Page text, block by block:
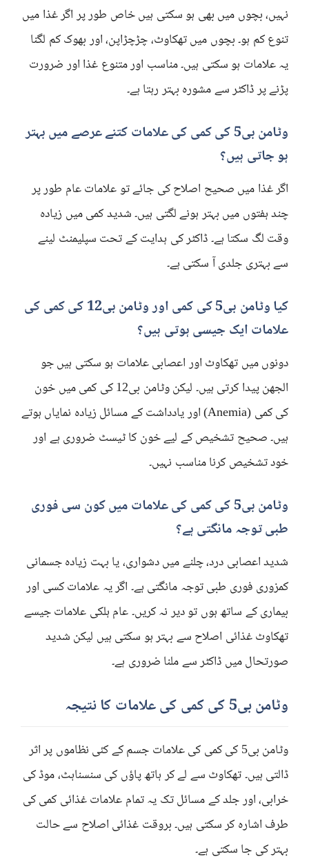
نہیں، بچوں میں بھی ہو سکتی ہیں خاص طور پر اگر غذا میں
تنوع کم ہو۔ بچوں میں تھکاوٹ، چڑچڑاپن، اور بھوک کم لگنا
یہ علامات ہو سکتی ہیں۔ مناسب اور متنوع غذا اور ضرورت
پڑنے پر ڈاکٹر سے مشورہ بہتر رہتا ہے۔
وٹامن بی5 کی کمی کی علامات کتنے عرصے میں بہتر
ہو جاتی ہیں؟
اگر غذا میں صحیح اصلاح کی جائے تو علامات عام طور پر
چند ہفتوں میں بہتر ہونے لگتی ہیں۔ شدید کمی میں زیادہ
وقت لگ سکتا ہے۔ ڈاکٹر کی ہدایت کے تحت سپلیمنٹ لینے
سے بہتری جلدی آ سکتی ہے۔
کیا وٹامن بی5 کی کمی اور وٹامن بی12 کی کمی کی
علامات ایک جیسی ہوتی ہیں؟
دونوں میں تھکاوٹ اور اعصابی علامات ہو سکتی ہیں جو
الجھن پیدا کرتی ہیں۔ لیکن وٹامن بی12 کی کمی میں خون
کی کمی (Anemia) اور یادداشت کے مسائل زیادہ نمایاں ہوتے
ہیں۔ صحیح تشخیص کے لیے خون کا ٹیسٹ ضروری ہے اور
خود تشخیص کرنا مناسب نہیں۔
وٹامن بی5 کی کمی کی علامات میں کون سی فوری
طبی توجہ مانگتی ہے؟
شدید اعصابی درد، چلنے میں دشواری، یا بہت زیادہ جسمانی
کمزوری فوری طبی توجہ مانگتی ہے۔ اگر یہ علامات کسی اور
بیماری کے ساتھ ہوں تو دیر نہ کریں۔ عام ہلکی علامات جیسے
تھکاوٹ غذائی اصلاح سے بہتر ہو سکتی ہیں لیکن شدید
صورتحال میں ڈاکٹر سے ملنا ضروری ہے۔
وٹامن بی5 کی کمی کی علامات کا نتیجہ
وٹامن بی5 کی کمی کی علامات جسم کے کئی نظاموں پر اثر
ڈالتی ہیں۔ تھکاوٹ سے لے کر ہاتھ پاؤں کی سنسناہٹ، موڈ کی
خرابی، اور جلد کے مسائل تک یہ تمام علامات غذائی کمی کی
طرف اشارہ کر سکتی ہیں۔ بروقت غذائی اصلاح سے حالت
بہتر کی جا سکتی ہے۔